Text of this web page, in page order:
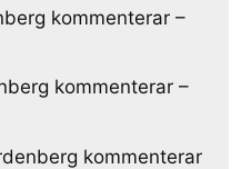
kommenterar –
kommenterar –
kommenterar